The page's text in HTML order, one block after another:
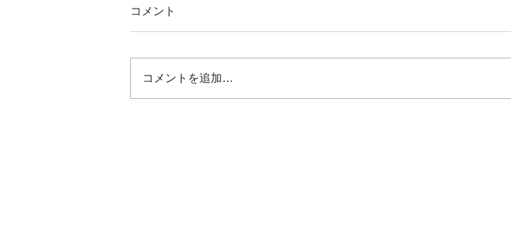
コメント
コメントを追加…